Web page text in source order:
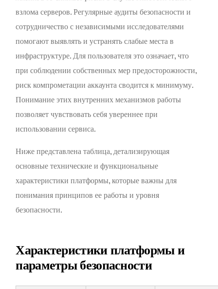
взлома серверов. Регулярные аудиты безопасности и
сотрудничество с независимыми исследователями
помогают выявлять и устранять слабые места в
инфраструктуре. Для пользователя это означает, что
при соблюдении собственных мер предосторожности,
риск компрометации аккаунта сводится к минимуму.
Понимание этих внутренних механизмов работы
позволяет чувствовать себя увереннее при
использовании сервиса.
Ниже представлена таблица, детализирующая
основные технические и функциональные
характеристики платформы, которые важны для
понимания принципов ее работы и уровня
безопасности.
Характеристики платформы и
параметры безопасности